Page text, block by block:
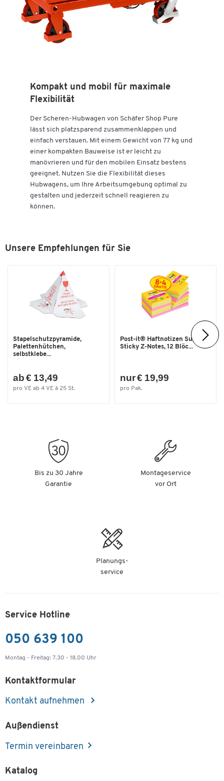
Kompakt und mobil für maximale
Flexibilität
Der Scheren-Hubwagen von Schäfer Shop Pure
lässt sich platzsparend zusammenklappen und
einfach verstauen. Mit einem Gewicht von 77 kg und
einer kompakten Bauweise ist er leicht zu
manövrieren und für den mobilen Einsatz bestens
geeignet. Nutzen Sie die Flexibilität dieses
Hubwagens, um Ihre Arbeitsumgebung optimal zu
gestalten und jederzeit schnell reagieren zu
können.
Unsere Empfehlungen für Sie
Stapelschutzpyramide,
Palettenhütchen,
selbstklebe...
ab € 13,49
pro VE ab 4 VE à 25 St.
Post-it® Haftnotizen Super
Sticky Z-Notes, 12 Blöc...
nur € 19,99
pro Pak.
Bis zu 30 Jahre
Garantie
Montageservice
vor Ort
Planungs-
service
Service Hotline
050 639 100
Montag - Freitag: 7.30 - 18.00 Uhr
Kontaktformular
Kontakt aufnehmen
Außendienst
Termin vereinbaren
Katalog